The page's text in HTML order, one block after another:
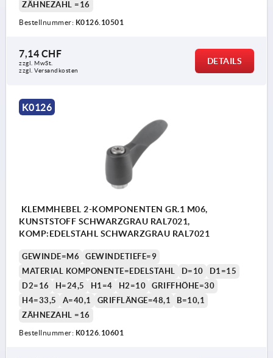
ZÄHNEZAHL =16
Bestellnummer: K0126.10501
7,14 CHF
zzgl. MwSt.
zzgl. Versandkosten
DETAILS
K0126
KLEMMHEBEL 2-KOMPONENTEN GR.1 M06,
KUNSTSTOFF SCHWARZGRAU RAL7021,
KOMP:EDELSTAHL SCHWARZGRAU RAL7021
GEWINDE=M6
GEWINDETIEFE=9
MATERIAL KOMPONENTE=EDELSTAHL
D=10
D1=15
D2=16
H=24,5 H1=4 H2=10
GRIFFHÖHE=30
H4=33,5
A=40,1 GRIFFLÄNGE=48,1
B=10,1
ZÄHNEZAHL =16
Bestellnummer: K0126.10601